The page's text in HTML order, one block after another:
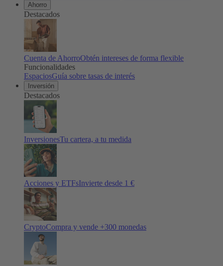
Ahorro
Destacados
Cuenta de AhorroObtén intereses de forma flexible
Funcionalidades
EspaciosGuía sobre tasas de interés
Inversión
Destacados
InversionesTu cartera, a tu medida
Acciones y ETFsInvierte desde 1 €
CryptoCompra y vende +300 monedas